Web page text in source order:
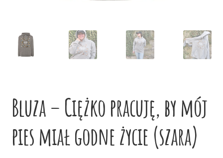
Bluza – Ciężko pracuję, by mój
pies miał godne życie (szara)